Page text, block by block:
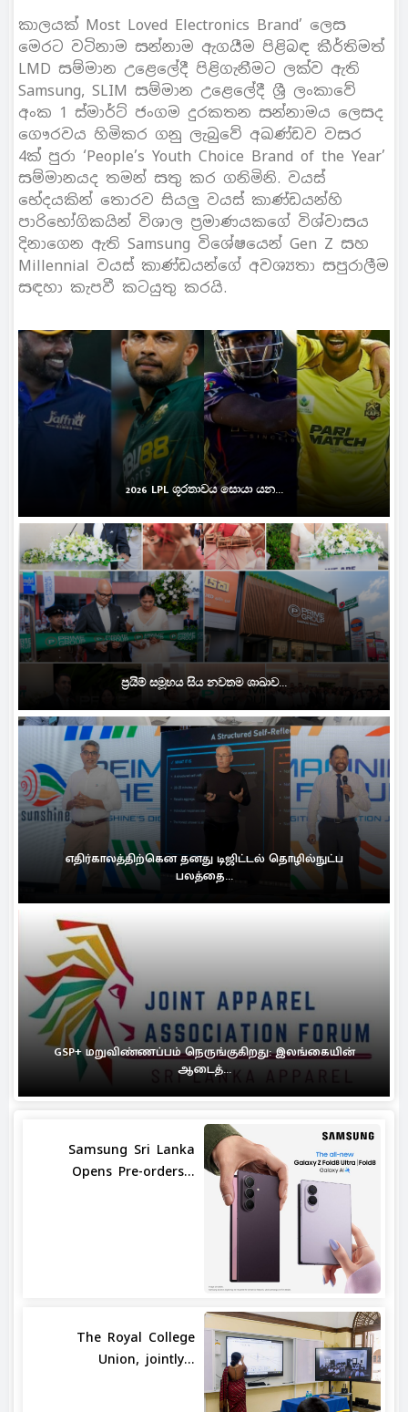
කාලයක් Most Loved Electronics Brand’ ලෙස
මෙරට වටිනාම සන්නාම ඇගයීම පිළිබඳ කීර්තිමත්
LMD සම්මාන උළෙලේදී පිළිගැනීමට ලක්ව ඇති
Samsung, SLIM සම්මාන උළෙලේදී ශ්‍රී ලංකාවේ
අංක 1 ස්මාර්ට් ජංගම දුරකතන සන්නාමය ලෙසද
ගෞරවය හිමිකර ගනු ලැබුවේ අඛණ්ඩව වසර
4ක් පුරා ‘People’s Youth Choice Brand of the Year’
සම්මානයද තමන් සතු කර ගනිමිනි. වයස්
භේදයකින් තොරව සියලු වයස් කාණ්ඩයන්හි
පාරිභෝගිකයින් විශාල ප්‍රමාණයකගේ විශ්වාසය
දිනාගෙන ඇති Samsung විශේෂයෙන් Gen Z සහ
Millennial වයස් කාණ්ඩයන්ගේ අවශ්‍යතා සපුරාලීම
සඳහා කැපවී කටයුතු කරයි.
2026 LPL ශූරතාවය සොයා යන...
ප්‍රයිම් සමූහය සිය නවතම ශාඛාව...
எதிர்காலத்திற்கென தனது டிஜிட்டல் தொழில்நுட்ப
பலத்தை...
GSP+ மறுவிண்ணப்பம் நெருங்குகிறது: இலங்கையின்
ஆடைத்...
Samsung Sri Lanka
Opens Pre-orders...
The Royal College
Union, jointly...